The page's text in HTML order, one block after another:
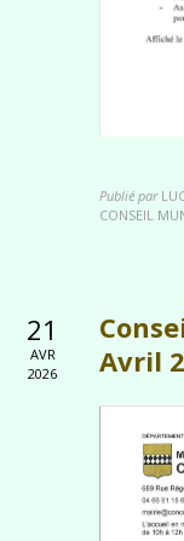
Publié par
CONSEIL
21
AVR
2026
Avril